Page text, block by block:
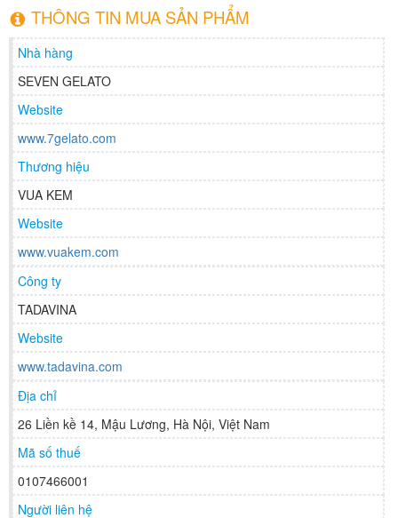
THÔNG TIN MUA SẢN PHẨM
Nhà hàng
SEVEN GELATO
Website
www.7gelato.com
Thương hiệu
VUA KEM
Website
www.vuakem.com
Công ty
TADAVINA
Website
www.tadavina.com
Địa chỉ
26 Liền kề 14, Mậu Lương, Hà Nội, Việt Nam
Mã số thuế
0107466001
Người liên hệ